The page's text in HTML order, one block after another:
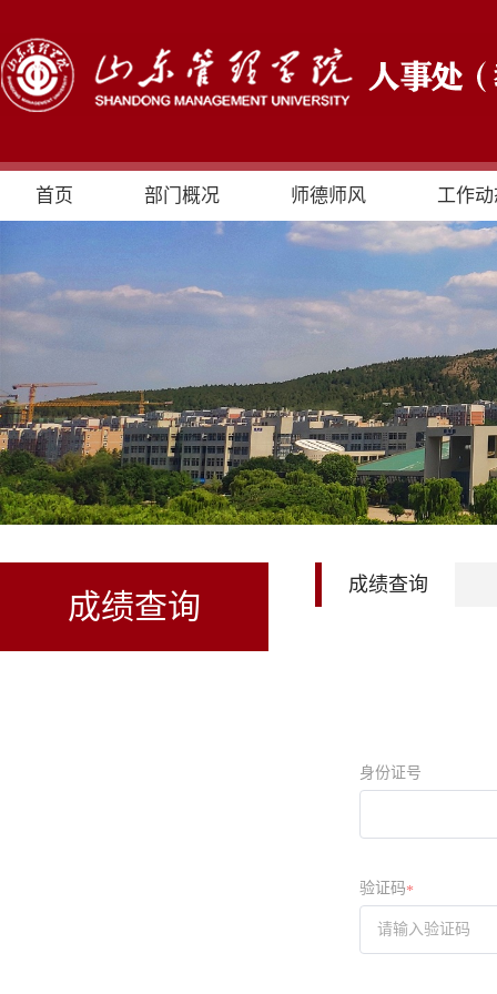
首页 部门概况 师德师风 工作
成绩查询
成绩查询
身份证号
验证码*